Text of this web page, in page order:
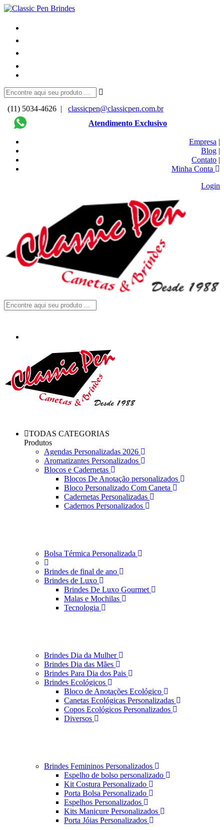
(11) 5034-4626 |
classicpen@classicpen.com.br
Atendimento Exclusivo
Empresa |
Blog |
Contato |
Minha Conta
Login
TODAS CATEGORIAS
Produtos
Agendas Personalizadas 2026
Aromatizantes Personalizados
Blocos e Cadernetas
Blocos De Anotação personalizados
Bloco Personalizado Com Caneta
Cadernetas Personalizadas
Cadernos Personalizados
Bolsa Térmica Personalizada
Brindes de final de ano
Brindes de Luxo
Brindes De Luxo Gourmet
Malas e Mochilas
Tecnologia
Brindes Dia da Mulher
Brindes Dia das Mães
Brindes Para Dia dos Pais
Brindes Ecológicos
Bloco de Anotações Ecológico
Canetas Ecológicas Personalizadas
Copos Ecológicos Personalizados
Diversos
Brindes Femininos Personalizados
Espelho de bolso personalizado
Kit Costura Personalizado
Porta Bolsa Personalizado
Espelhos Personalizados
Kits Manicure Personalizados
Porta Jóias Personalizados